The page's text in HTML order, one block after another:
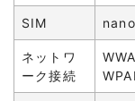
SIM
ネットワ
ーク接続